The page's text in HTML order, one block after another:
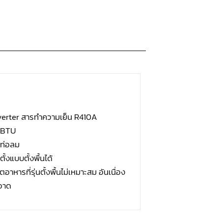
สารทำความเย็น R410A
อลม
งแบบตั้งพื้นได้
าหารที่รุ่นตั้งพื้นไม่เหมาะสม อันเนื่อง
ด